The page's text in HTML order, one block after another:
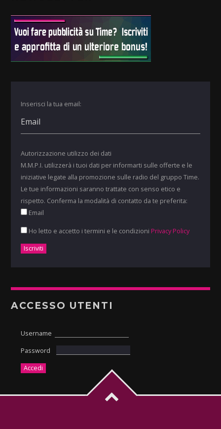
Inserisci la tua email:
Autorizzazione utilizzo dei dati
M.M.P.I. utilizzerà i tuoi dati per informarti sulle offerte e le
iniziative legate alla promozione sulle radio del gruppo Time.
Le tue informazioni saranno trattate con senso etico e
rispetto. Conferma la modalità di contatto da te preferita:
Email
Ho letto e accetto i termini e le condizioni Privacy Policy
ACCESSO UTENTI
Username
Password